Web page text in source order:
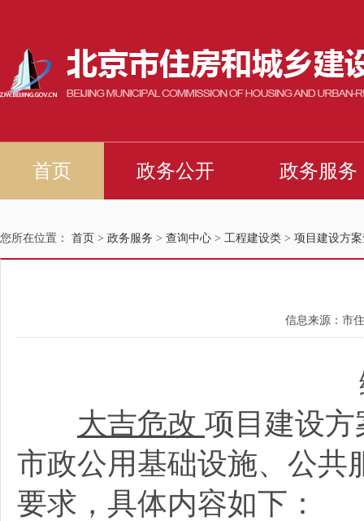
您所在位置： 首页 > 政务服务 > 查询中心 > 工程建设类 > 项目建设方
信息来源：市
编
大吉危改 项目建设
市政公用基础设施、公共
要求，具体内容如下：